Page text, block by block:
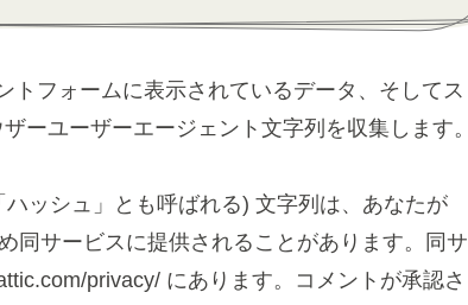
フォームに表示されているデータ、そしてス
ーユーザーエージェント文字列を収集します。
ッシュ」とも呼ばれる) 文字列は、あなたが
同サービスに提供されることがあります。同サ
privacy/ にあります。コメントが承認さ